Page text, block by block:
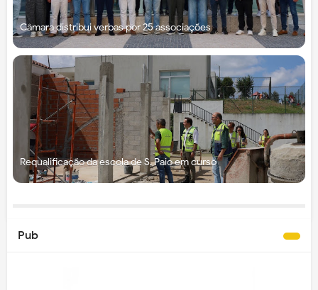
Câmara distribui verbas por 25 associações
Requalificação da escola de S. Paio em curso
Pub